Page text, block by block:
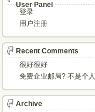
User Panel
登录
用户注册
Recent Comments
很好很好
免费企业邮局? 不是个人
Archive